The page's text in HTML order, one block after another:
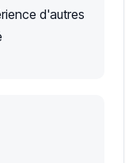
d'autres